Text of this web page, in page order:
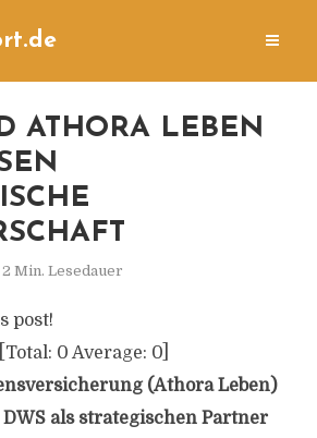
ATHORA LEBEN
S
P
2 Min. Lesedauer
post!
[Total: 0 Average: 0]
(Athora Leben)
als strategischen Partner